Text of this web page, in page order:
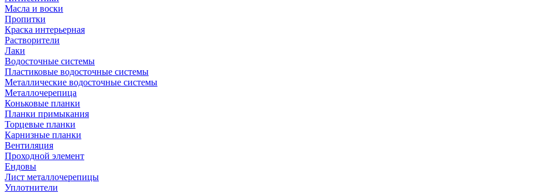
Масла и воски
Пропитки
Краска интерьерная
Растворители
Лаки
Водосточные системы
Пластиковые водосточные системы
Металлические водосточные системы
Металлочерепица
Коньковые планки
Планки примыкания
Торцевые планки
Карнизные планки
Вентиляция
Проходной элемент
Ендовы
Лист металлочерепицы
Уплотнители